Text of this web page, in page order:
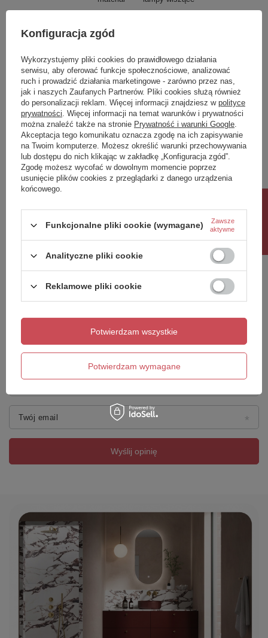
Szerokość
glebokosc
Potrzebujesz pomocy? Masz pytania?
Zadaj pytanie a my odpowiemy niezwłocznie,
najciekawsze pytania i odpowiedzi publikując
dla innych.
Zadaj pytanie
Napisz swoją opinię
5/5
Twój email
Wyślij opinię
Konfiguracja zgód
Wykorzystujemy pliki cookies do prawidłowego działania
serwisu, aby oferować funkcje społecznościowe, analizować
ruch i prowadzić działania marketingowe - zarówno przez nas,
jak i naszych Zaufanych Partnerów. Pliki cookies służą również
do personalizacji reklam. Więcej informacji znajdziesz w polityce
prywatności . Więcej informacji na temat warunków i prywatności
można znaleźć także na stronie Prywatność i warunki Google
Akceptacja tego komunikatu oznacza zgodę na ich zapisywanie
na Twoim komputerze. Możesz określić warunki przechowywania
lub dostępu do nich klikając w zakładkę „Konfiguracja zgód”.
Zgodę możesz wycofać w dowolnym momencie poprzez
usunięcie plików cookies z przeglądarki z danego urządzenia
końcowego.
Funkcjonalne pliki cookie (wymagane)
Zawsze
aktywne
Analityczne pliki cookie
Reklamowe pliki cookie
Potwierdzam wymagane
Potwierdzam wszystkie